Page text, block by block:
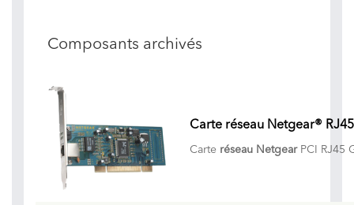
Composants archivés
Carte réseau Netgear®
Carte réseau NetgearPCI RJ45